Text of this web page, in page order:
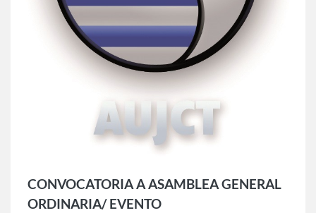
CONVOCATORIA A ASAMBLEA GENERAL
ORDINARIA/ EVENTO